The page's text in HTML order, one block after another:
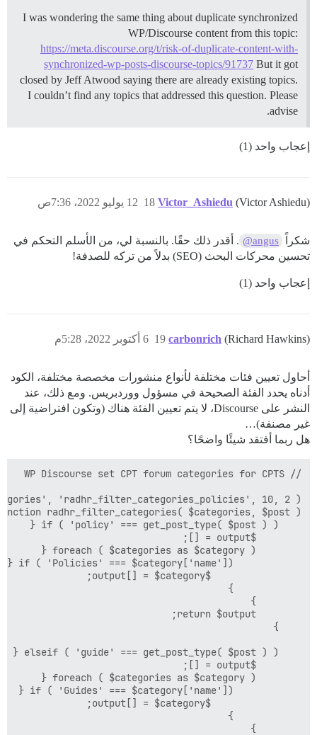
I was wondering the same thing about duplicate synchronized
WP/Discourse content from this topic:
https://meta.discourse.org/t/risk-of-duplicate-content-with-
synchronized-wp-posts-discourse-topics/91737 But it got
closed by Jeff Atwood saying there are already existing topics.
I couldn’t find any topics that addressed this question. Please
advise.
إعجاب واحد (1)
Victor_Ashiedu (Victor Ashiedu) 12 يوليو 2022، 7:36ص 18
شكراً @angus . أقدر ذلك حقًا. بالنسبة لي، من الأسلم التحكم في
تحسين محركات البحث (SEO) بدلاً من تركه للصدفة!
إعجاب واحد (1)
carbonrich (Richard Hawkins) 6 أكتوبر 2022، 5:28م 19
أحاول تعيين فئات مختلفة لأنواع منشورات مخصصة مختلفة، الكود
أدناه يحدد الفئة الصحيحة في مسؤول ووردبريس. ومع ذلك، عند
النشر على Discourse، لا يتم تعيين الفئة هناك (وتكون افتراضية إلى
غير مصنفة)…
هل ربما أفتقد شيئًا واضحًا؟